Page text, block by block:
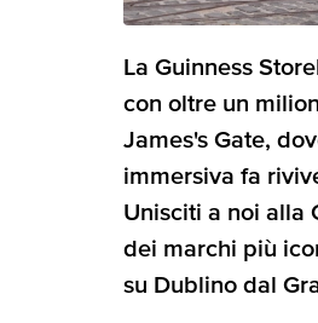
La Guinness
con oltre un
James's Gate,
immersiva fa
Unisciti a noi alla
dei marchi più
su Dublino dal